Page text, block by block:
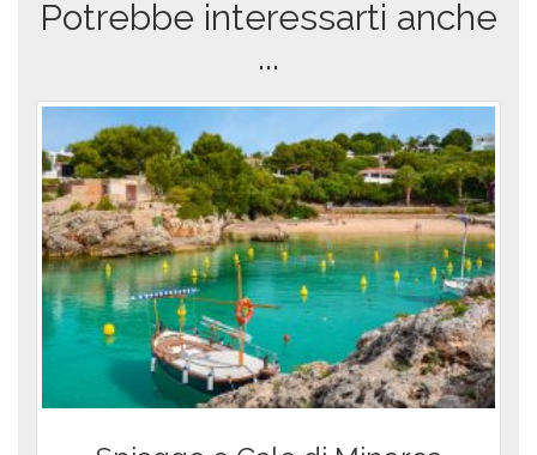
Prenota al miglior prezzo
col nostro codice di
sconto MTH
Noleggia subito